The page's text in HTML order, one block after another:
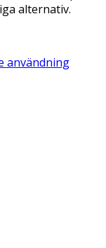
alternativ.
användning